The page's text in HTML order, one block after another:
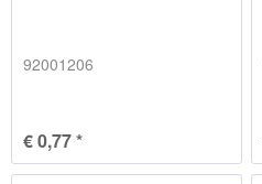
92001206
€ 0,77 *